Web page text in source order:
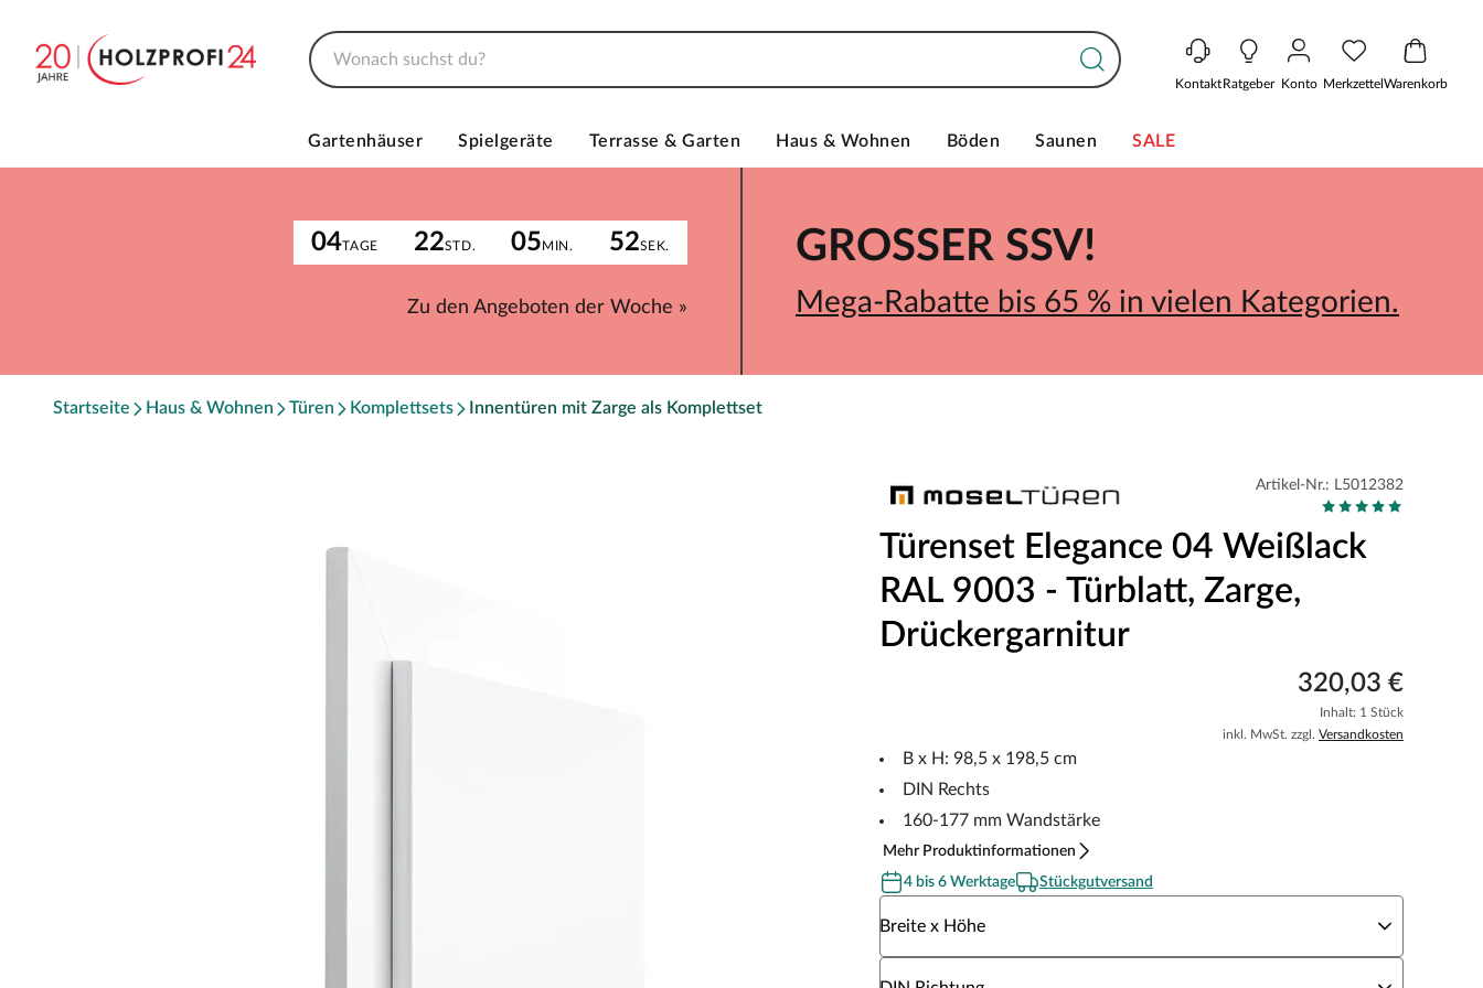
KontaktRatgeber Konto MerkzettelWarenkorb
Gartenhäuser Spielgeräte Terrasse & Garten Haus & Wohnen Böden Saunen SALE
04TAGE 22STD. 05MIN. 52SEK.
Zu den Angeboten der Woche »
GROSSER SSV!
Mega-Rabatte bis 65 % in vielen Kategorien.
Startseite Haus & Wohnen Türen Komplettsets Innentüren mit Zarge als Komplettset
Artikel-Nr.: L5012382
Türenset Elegance 04 Weißlack
RAL 9003 - Türblatt, Zarge,
Drückergarnitur
320,03 €
Inhalt: 1 Stück
inkl. MwSt. zzgl. Versandkosten
B x H: 98,5 x 198,5 cm
DIN Rechts
160-177 mm Wandstärke
Mehr Produktinformationen
4 bis 6 Werktage
Stückgutversand
Breite x Höhe